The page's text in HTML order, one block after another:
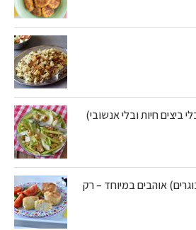
חיות ובלי אנשובי)
אוהבים במיוחד – רק